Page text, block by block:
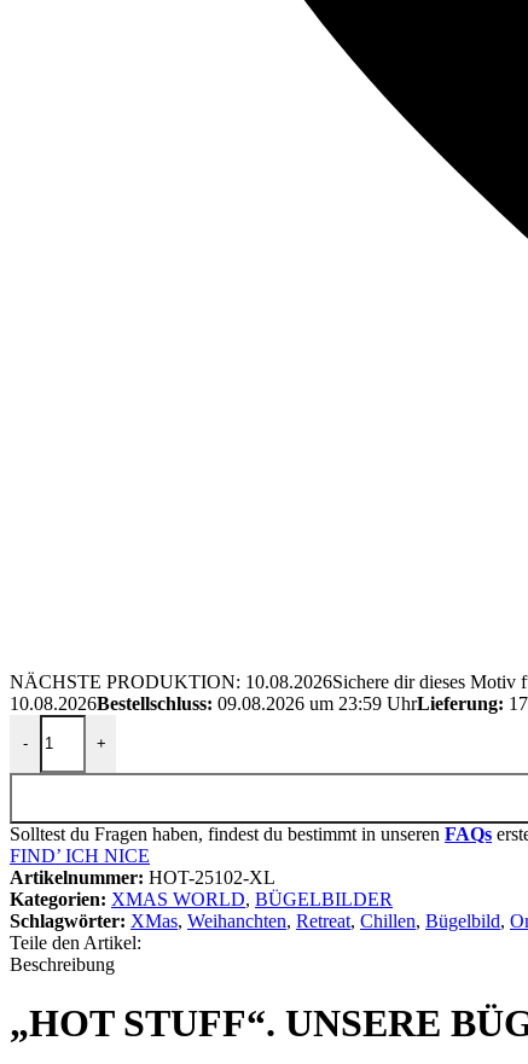
Whatsapp
NÄCHSTE PRODUKTION: 10.08.2026Sichere dir dieses Motiv
10.08.2026Bestellschluss: 09.08.2026 um 23:59 UhrLieferung:
-
BÜGELBILD "RENTIER RUDI" / RETREAT SET Menge
+
Solltest du Fragen haben, findest du bestimmt in unseren FAQs
FIND’ ICH NICE
Artikelnummer: HOT-25102-XL
Kategorien: XMAS WORLD, BÜGELBILDER
Schlagwörter: XMas, Weihanchten, Retreat, Chillen, Bügelbild,
Teile den Artikel:
Beschreibung
„HOT STUFF“. UNSERE